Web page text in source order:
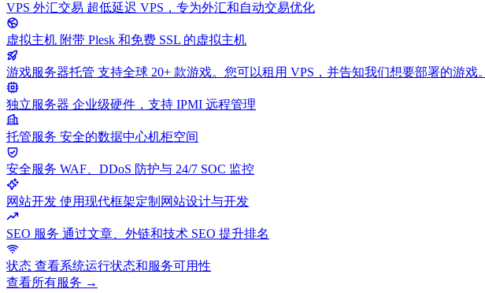
VPS 外汇交易 超低延迟 VPS，专为外汇和自动交易优化
虚拟主机 附带 Plesk 和免费 SSL 的虚拟主机
游戏服务器托管 支持全球 20+ 款游戏。您可以租用 VPS，并告知我们想要部署的游戏。
独立服务器 企业级硬件，支持 IPMI 远程管理
托管服务 安全的数据中心机柜空间
安全服务 WAF、DDoS 防护与 24/7 SOC 监控
网站开发 使用现代框架定制网站设计与开发
SEO 服务 通过文章、外链和技术 SEO 提升排名
状态 查看系统运行状态和服务可用性
查看所有服务 →